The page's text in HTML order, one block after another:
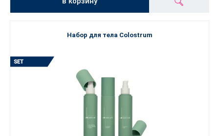
Набор для тела Colostrum